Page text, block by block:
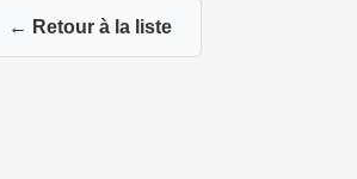
← Retour à la liste